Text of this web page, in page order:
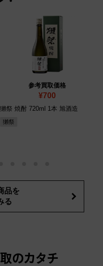
参考買取価格
¥700
獺祭 焼酎 720ml 1本 旭酒造
獺祭
品を
る
のカタチ